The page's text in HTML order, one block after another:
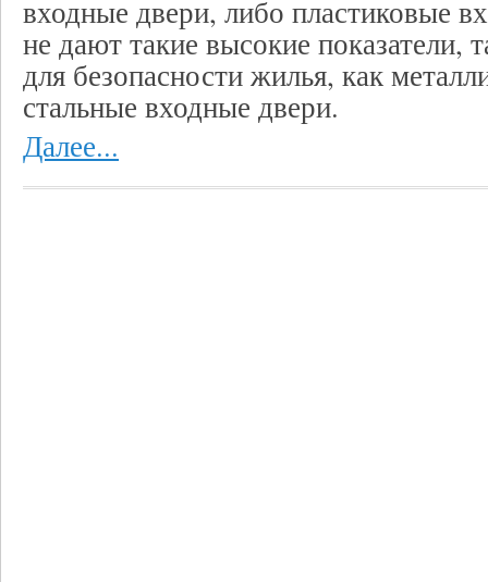
входные двери, либо пластиковые
не дают такие высокие показатели,
для безопасности жилья, как
стальные входные двери.
Далее...